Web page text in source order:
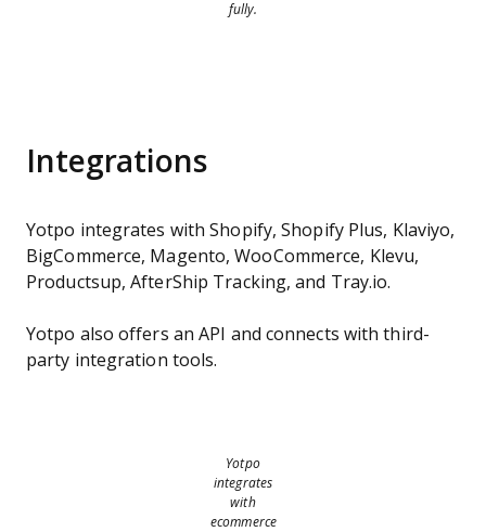
fully.
Integrations
Yotpo integrates with Shopify, Shopify Plus, Klaviyo,
BigCommerce, Magento, WooCommerce, Klevu,
Productsup, AfterShip Tracking, and Tray.io.
Yotpo also offers an API and connects with third-
party integration tools.
Yotpo
integrates
with
ecommerce